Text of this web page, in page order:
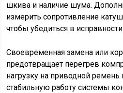
шкива и наличие шума.
измерить сопротивление
чтобы убедиться в
Своевременная замена или
предотвращает перегрев
нагрузку на приводной ремень
стабильную работу системы